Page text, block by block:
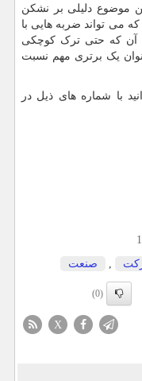
موضوع دلیلی بر نشکن
می تواند ضربه هایی با
آن که حتی ترک کوچکی
یک برتری مهم نسبت
با شماره های ذیل در
صنعت
(0)
X